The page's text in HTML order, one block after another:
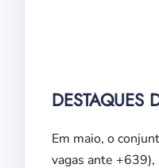
DESTAQUES
Em maio, o
vagas ante